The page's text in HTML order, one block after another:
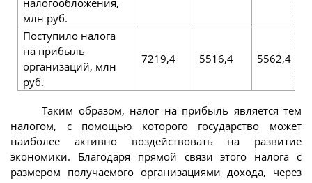
налогообложения,
млн руб.
Поступило налога
на прибыль
организаций, млн
руб.
7219,4 5516,4 5562,4
Таким образом, налог на прибыль является тем
налогом, с помощью которого государство может
наиболее активно воздействовать на развитие
экономики. Благодаря прямой связи этого налога с
размером получаемого организациями дохода, через